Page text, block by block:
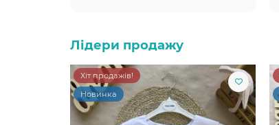
Лідери продажу
Хіт продажів!
Новинка